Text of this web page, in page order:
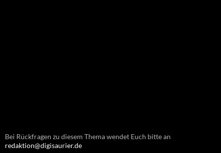
Bei Rückfragen zu diesem Thema wendet Euch bitte an
redaktion@digisaurier.de